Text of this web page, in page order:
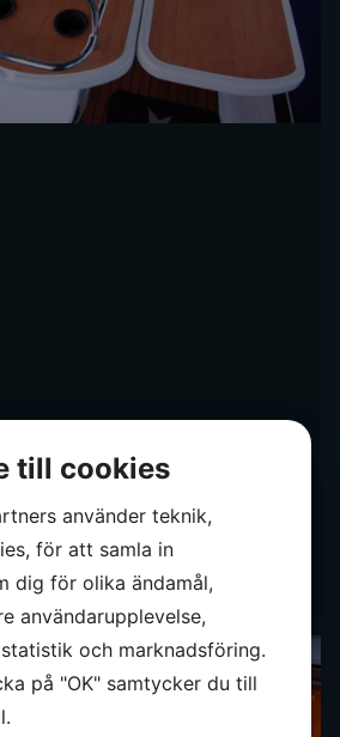
till cookies
använder teknik,
för att samla in
dig för olika ändamål,
användarupplevelse,
och marknadsföring.
på "OK" samtycker du till